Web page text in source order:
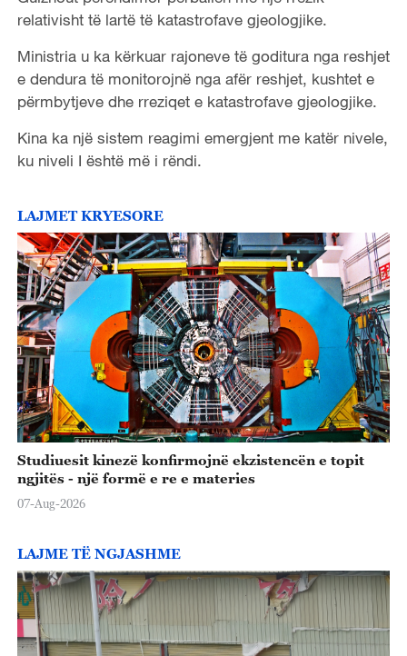
relativisht të lartë të katastrofave gjeologjike.
Ministria u ka kërkuar rajoneve të goditura nga reshjet
e dendura të monitorojnë nga afër reshjet, kushtet e
përmbytjeve dhe rreziqet e katastrofave gjeologjike.
Kina ka një sistem reagimi emergjent me katër nivele,
ku niveli I është më i rëndi.
LAJMET KRYESORE
Studiuesit kinezë konfirmojnë ekzistencën e topit
ngjitës - një formë e re e materies
07-Aug-2026
LAJME TË NGJASHME